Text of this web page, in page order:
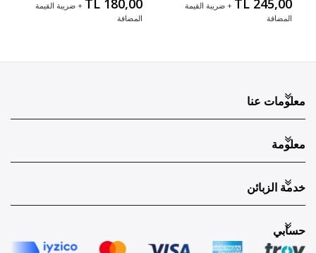
TL 245,00 + ضريبة القيمة
المضافة
TL 180,00 + ضريبة القيمة
المضافة
معلومات عنا
معلومة
خدمة الزبائن
حسابي